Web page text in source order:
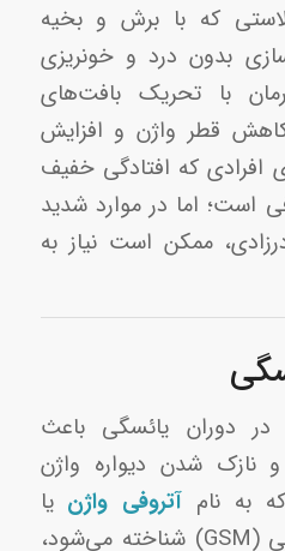
که با برش و بخیه
بدون درد و خونریزی
با تحریک بافت‌های
قطر واژن و افزایش
که افتادگی خفیف
است؛ اما در موارد شدید
ممکن است نیاز به
دوران یائسگی باعث
شدن دیواره واژن
به نام آتروفی واژن یا
سندرم ژنیتواورینر یائسگی (GSM) شناخته می‌شود،